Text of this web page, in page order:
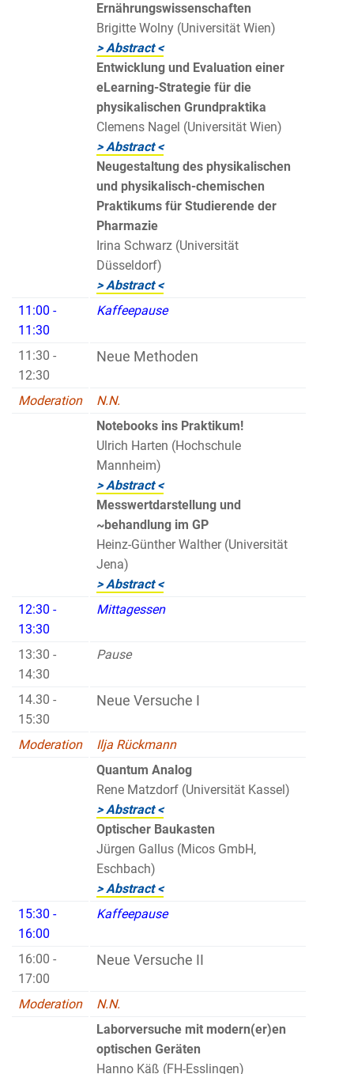
Ernährungswissenschaften
Brigitte Wolny (Universität Wien)
> Abstract <
Entwicklung und Evaluation einer
eLearning-Strategie für die
physikalischen Grundpraktika
Clemens Nagel (Universität Wien)
> Abstract <
Neugestaltung des physikalischen
und physikalisch-chemischen
Praktikums für Studierende der
Pharmazie
Irina Schwarz (Universität
Düsseldorf)
> Abstract <
11:00 -
11:30
Kaffeepause
11:30 -
12:30
Neue Methoden
Moderation
N.N.
Notebooks ins Praktikum!
Ulrich Harten (Hochschule
Mannheim)
> Abstract <
Messwertdarstellung und
~behandlung im GP
Heinz-Günther Walther (Universität
Jena)
> Abstract <
12:30 -
13:30
Mittagessen
13:30 -
14:30
Pause
14.30 -
15:30
Neue Versuche I
Moderation
Ilja Rückmann
Quantum Analog
Rene Matzdorf (Universität Kassel)
> Abstract <
Optischer Baukasten
Jürgen Gallus (Micos GmbH,
Eschbach)
> Abstract <
15:30 -
16:00
Kaffeepause
16:00 -
17:00
Neue Versuche II
Moderation
N.N.
Laborversuche mit modern(er)en
optischen Geräten
Hanno Käß (FH-Esslingen)